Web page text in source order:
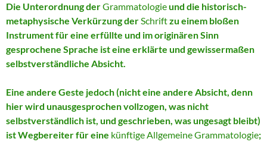
Die Unterordnung derGrammatologieund die historisch-
metaphysische Verkürzung derSchriftzu einem bloßen
Instrument für eine erfüllte und im originären Sinn
gesprochene Sprache ist eine erklärte und gewissermaßen
selbstverständliche Absicht.
Eine andere Geste jedoch (nicht eine andere Absicht, denn
hier wird unausgesprochen vollzogen, was nicht
selbstverständlich ist, und geschrieben, was ungesagt bleibt)
ist Wegbereiter für eine künftige Allgemeine Grammatologie;